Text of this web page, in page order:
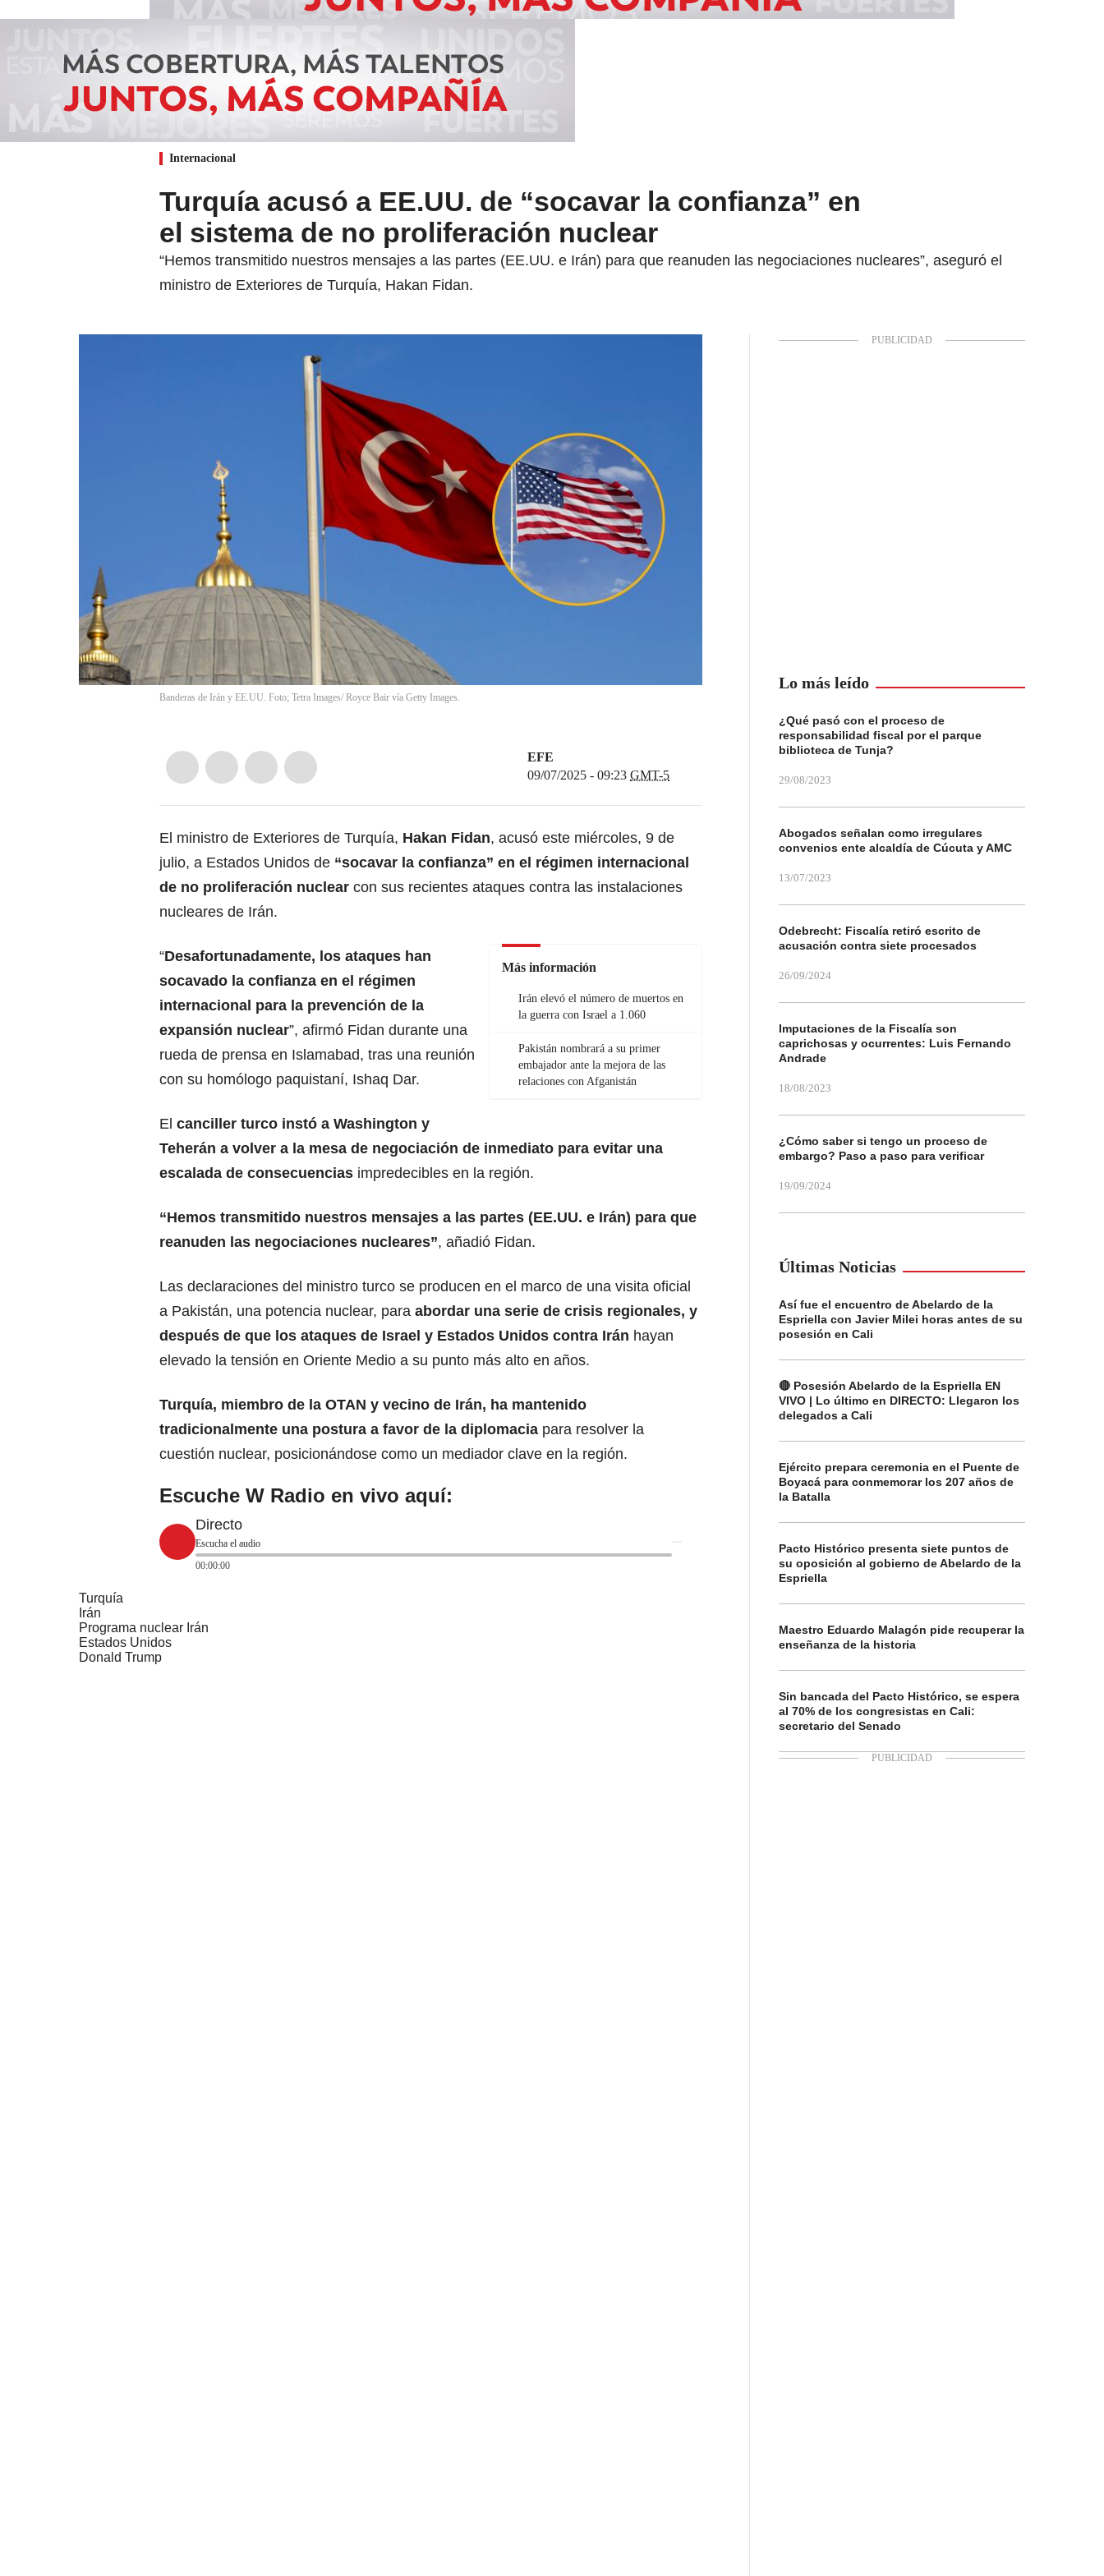
Internacional
Turquía acusó a EE.UU. de “socavar la confianza” en
el sistema de no proliferación nuclear
“Hemos transmitido nuestros mensajes a las partes (EE.UU. e Irán) para que reanuden las negociaciones nucleares”, aseguró el
ministro de Exteriores de Turquía, Hakan Fidan.
Banderas de Irán y EE.UU. Foto; Tetra Images/ Royce Bair vía Getty Images.
EFE
09/07/2025 - 09:23 GMT-5
El ministro de Exteriores de Turquía, Hakan Fidan, acusó este miércoles, 9 de
julio, a Estados Unidos de “socavar la confianza” en el régimen internacional
de no proliferación nuclear con sus recientes ataques contra las instalaciones
nucleares de Irán.
Más información
Irán elevó el número de muertos en
la guerra con Israel a 1.060
Pakistán nombrará a su primer
embajador ante la mejora de las
relaciones con Afganistán
“Desafortunadamente, los ataques han
socavado la confianza en el régimen
internacional para la prevención de la
expansión nuclear”, afirmó Fidan durante una
rueda de prensa en Islamabad, tras una reunión
con su homólogo paquistaní, Ishaq Dar.
El canciller turco instó a Washington y
Teherán a volver a la mesa de negociación de inmediato para evitar una
escalada de consecuencias impredecibles en la región.
“Hemos transmitido nuestros mensajes a las partes (EE.UU. e Irán) para que
reanuden las negociaciones nucleares”, añadió Fidan.
Las declaraciones del ministro turco se producen en el marco de una visita oficial
a Pakistán, una potencia nuclear, para abordar una serie de crisis regionales, y
después de que los ataques de Israel y Estados Unidos contra Irán hayan
elevado la tensión en Oriente Medio a su punto más alto en años.
Turquía, miembro de la OTAN y vecino de Irán, ha mantenido
tradicionalmente una postura a favor de la diplomacia para resolver la
cuestión nuclear, posicionándose como un mediador clave en la región.
Escuche W Radio en vivo aquí:
Directo
Escucha el audio
00:00:00
Turquía
Irán
Programa nuclear Irán
Estados Unidos
Donald Trump
Lo más leído
¿Qué pasó con el proceso de
responsabilidad fiscal por el parque
biblioteca de Tunja?
29/08/2023
Abogados señalan como irregulares
convenios ente alcaldía de Cúcuta y AMC
13/07/2023
Odebrecht: Fiscalía retiró escrito de
acusación contra siete procesados
26/09/2024
Imputaciones de la Fiscalía son
caprichosas y ocurrentes: Luis Fernando
Andrade
18/08/2023
¿Cómo saber si tengo un proceso de
embargo? Paso a paso para verificar
19/09/2024
Últimas Noticias
Así fue el encuentro de Abelardo de la
Espriella con Javier Milei horas antes de su
posesión en Cali
🔴 Posesión Abelardo de la Espriella EN
VIVO | Lo último en DIRECTO: Llegaron los
delegados a Cali
Ejército prepara ceremonia en el Puente de
Boyacá para conmemorar los 207 años de
la Batalla
Pacto Histórico presenta siete puntos de
su oposición al gobierno de Abelardo de la
Espriella
Maestro Eduardo Malagón pide recuperar la
enseñanza de la historia
Sin bancada del Pacto Histórico, se espera
al 70% de los congresistas en Cali:
secretario del Senado